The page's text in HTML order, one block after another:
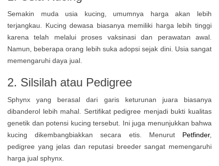
Semakin muda usia kucing, umumnya harga akan lebih
terjangkau. Kucing dewasa biasanya memiliki harga lebih tinggi
karena telah melalui proses vaksinasi dan perawatan awal.
Namun, beberapa orang lebih suka adopsi sejak dini. Usia sangat
memengaruhi daya jual.
2. Silsilah atau Pedigree
Sphynx yang berasal dari garis keturunan juara biasanya
dibanderol lebih mahal. Sertifikat pedigree menjadi bukti kualitas
genetik dan potensi kucing tersebut. Ini juga menunjukkan bahwa
kucing dikembangbiakkan secara etis. Menurut
Petfinder,
pedigree yang jelas dan reputasi breeder sangat memengaruhi
harga jual sphynx.